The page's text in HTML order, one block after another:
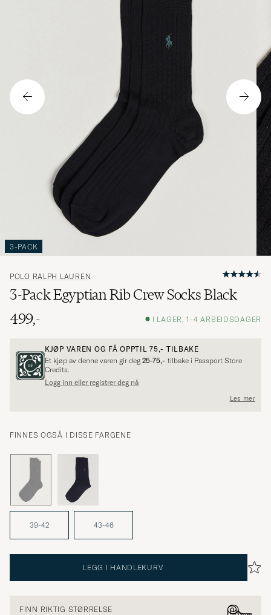
3-PACK
POLO RALPH LAUREN
3-Pack Egyptian Rib Crew Socks Black
499,-
I LAGER, 1-4 ARBEIDSDAGER
KJØP VAREN OG FÅ OPPTIL75,- TILBAKE
Et kjøp av denne varen gir deg 25-75,- tilbake i Passport Store
Credits.
Logg inn eller registrer deg nå
Les mer
FINNES OGSÅ I DISSE FARGENE
39-42 43-46
LEGG I HANDLEKURV
FINN RIKTIG STØRRELSE